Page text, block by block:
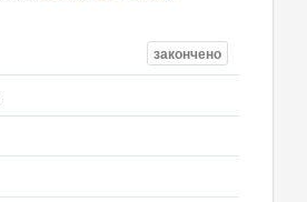
закончено